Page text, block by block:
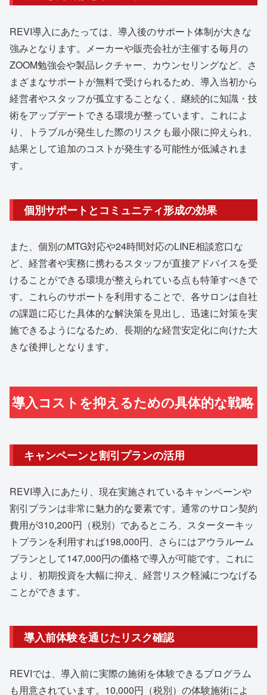
REVI導入にあたっては、導入後のサポート体制が大きな
強みとなります。メーカーや販売会社が主催する毎月の
ZOOM勉強会や製品レクチャー、カウンセリングなど、さ
まざまなサポートが無料で受けられるため、導入当初から
経営者やスタッフが孤立することなく、継続的に知識・技
術をアップデートできる環境が整っています。これによ
り、トラブルが発生した際のリスクも最小限に抑えられ、
結果として追加のコストが発生する可能性が低減されま
す。
個別サポートとコミュニティ形成の効果
また、個別のMTG対応や24時間対応のLINE相談窓口な
ど、経営者や実務に携わるスタッフが直接アドバイスを受
けることができる環境が整えられている点も特筆すべきで
す。これらのサポートを利用することで、各サロンは自社
の課題に応じた具体的な解決策を見出し、迅速に対策を実
施できるようになるため、長期的な経営安定化に向けた大
きな後押しとなります。
導入コストを抑えるための具体的な戦略
キャンペーンと割引プランの活用
REVI導入にあたり、現在実施されているキャンペーンや
割引プランは非常に魅力的な要素です。通常のサロン契約
費用が310,200円（税別）であるところ、スターターキッ
トプランを利用すれば198,000円、さらにはアウラルーム
プランとして147,000円の価格で導入が可能です。これに
より、初期投資を大幅に抑え、経営リスク軽減につなげる
ことができます。
導入前体験を通じたリスク確認
REVIでは、導入前に実際の施術を体験できるプログラム
も用意されています。10,000円（税別）の体験施術によ